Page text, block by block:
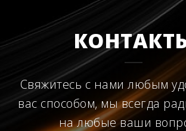
Свяжитесь с нами любым
вас способом, мы всегда
на любые ваши